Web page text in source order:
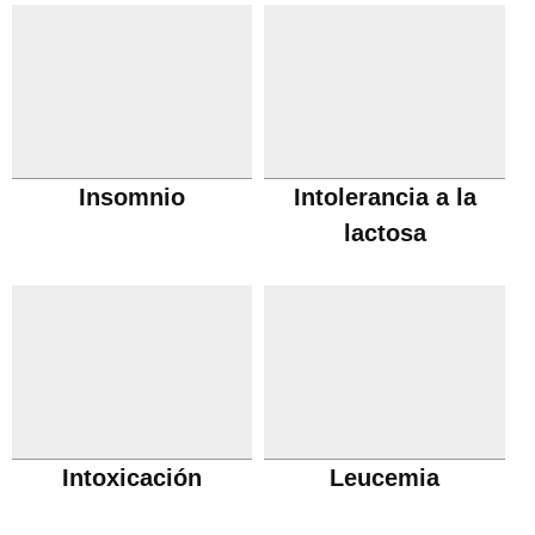
Insomnio
Intolerancia a la
lactosa
Intoxicación Leucemia